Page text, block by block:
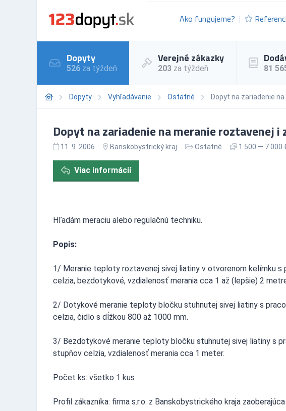
Ako fungujeme?
Dopyty
526 za týždeň
Verejné zákazky
203 za týždeň 81
Dopyty Vyhľadávanie Ostatné Dopyt na zariadenie
Dopyt na zariadenie na meranie roztavenej
11. 9. 2006 Banskobystrický kraj Ostatné 1 500 — 7 000
Viac informácií
Hľadám meraciu alebo regulačnú techniku.
Popis:
1/ Meranie teploty roztavenej sivej liatiny v otvorenom kelímku
celzia, bezdotykové, vzdialenosť merania cca 1 až (lepšie) 2
2/ Dotykové meranie teploty bločku stuhnutej sivej liatiny s
celzia, čidlo s dĺžkou 800 až 1000 mm.
3/ Bezdotykové meranie teploty bločku stuhnutej sivej liatiny s
stupňov celzia, vzdialenosť merania cca 1 meter.
Počet ks: všetko 1 kus
Profil zákazníka: firma s.r.o. z Banskobystrického kraja